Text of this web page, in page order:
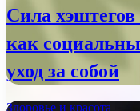
Сила
как
уход за собой
Здоровье и красота